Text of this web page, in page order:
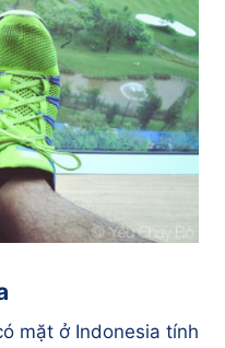
mặt ở Indonesia tính